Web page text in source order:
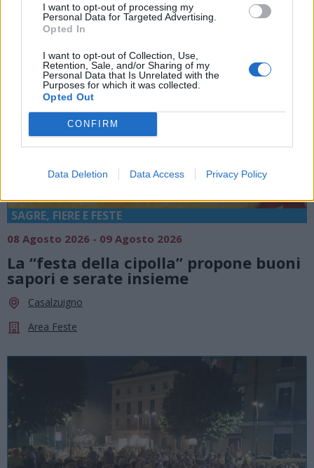
I want to opt-out of processing my
Personal Data for Targeted Advertising.
Opted In
I want to opt-out of Collection, Use,
Retention, Sale, and/or Sharing of my
Personal Data that Is Unrelated with the
Purposes for which it was collected.
Opted Out
CONFIRM
Data Deletion Data Access Privacy Policy
SAGRE, FIERE E FESTE
08 Agosto 2026 - 09 Agosto 2026
La “festa della cipolla” propone buoni
sapori e serate insieme
Casalzuigno
Area Feste